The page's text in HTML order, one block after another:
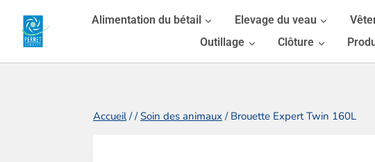
Alimentation du bétail Elevage du veau
Outillage
Clôture
Accueil / / Soin des animaux / Brouette Expert Twin 160L